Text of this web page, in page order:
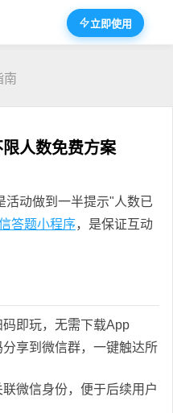
立即使用
南
人数免费方案
活动做到一半提示"人数已
答题小程序，是保证互动
码即玩，无需下载App
享到微信群，一键触达所
联微信身份，便于后续用户